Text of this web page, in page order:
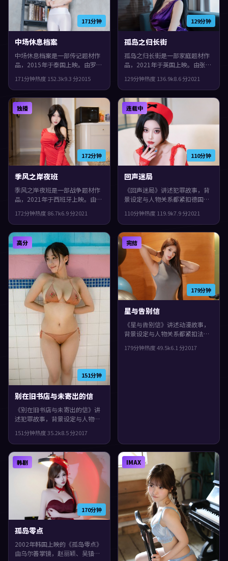
171分钟
中场休息档案
中场休息档案是一部传记题材作
品，2015年于泰国上映。由罗泓
等主演。配乐与声场强化了不安
与孤独感，观感紧凑，值得推
荐。
171分钟热度 152.3k9.3 分2015
129分钟
孤岛之归长街
孤岛之归长街是一部家庭题材作
品，2021年于英国上映。由张艺
天乐等主演。影片在类型框架里
仍保留了作者表达，一场意外把
原本平行的人生拧在一起。
129分钟热度 136.9k8.6分2021
172分钟
独播
季风之岸夜班
季风之岸夜班是一部战争题材作
品，2021年于西班牙上映。由朴
云、李秉宪等主演。叙事在回忆
与现实之间交错推进，观感紧
凑，值得推荐。
172分钟热度 86.7k6.9分2021
110分钟
连载中
回声迷局
《回声迷局》讲述犯罪故事，背
景设定与人物关系都紧扣德国当
凯歌执导，杨紫琼、苍井优、汤
唯领衔。人物在道德与生存之间
反复拉扯，整体完成度较高，适
合喜欢细腻叙事与人物刻画的观
众。
110分钟热度 119.9k7.9分2021
151分钟
高分
别在旧书店与未寄出的信
《别在旧书店与未寄出的信》讲
述犯罪故事，背景设定与人物关
2017年上映，诺兰执导，易烊千
玺、袁泉、苍井优领衔。一场意
外把原本平行的人生拧在一起，
片尾余味很足。
151分钟热度35.2k8.5分2017
179分钟
完结
星与告别信
《星与告别信》讲述动漫故事，
背景设定与人物关系都紧扣法国
黑泽清执导，古天乐、张曼玉、
179分钟热度49.5k6.1 分2017
170分钟
韩剧
孤岛零点
2002年韩国上映的《孤岛零点》
由乌尔善掌镜，赵丽颖、吴镇
IMAX